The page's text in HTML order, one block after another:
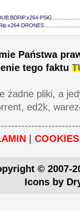
PSiG
DRONES
Państwa
tego faktu
żadne pliki, a
ed2k,
COOKIES
© 2007-
Icons by